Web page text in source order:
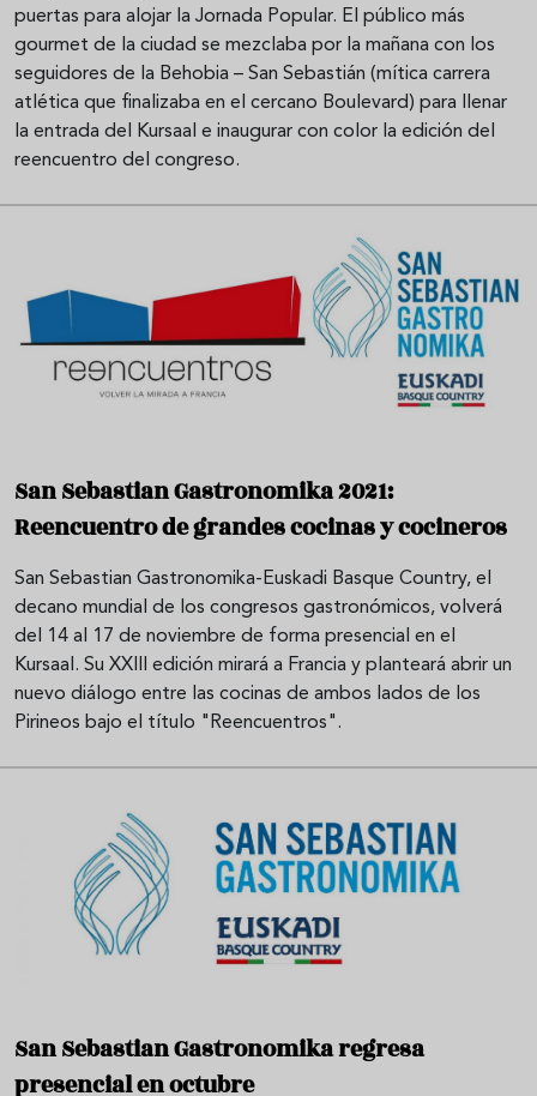
puertas para alojar la Jornada Popular. El público más
gourmet de la ciudad se mezclaba por la mañana con los
seguidores de la Behobia – San Sebastián (mítica carrera
atlética que finalizaba en el cercano Boulevard) para llenar
la entrada del Kursaal e inaugurar con color la edición del
reencuentro del congreso.
San Sebastian Gastronomika 2021:
Reencuentro de grandes cocinas y cocineros
San Sebastian Gastronomika-Euskadi Basque Country, el
decano mundial de los congresos gastronómicos, volverá
del 14 al 17 de noviembre de forma presencial en el
Kursaal. Su XXIII edición mirará a Francia y planteará abrir un
nuevo diálogo entre las cocinas de ambos lados de los
Pirineos bajo el título "Reencuentros".
San Sebastian Gastronomika regresa
presencial en octubre